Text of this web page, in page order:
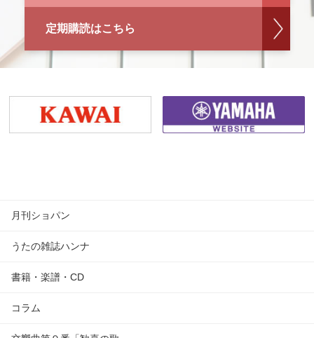
定期購読はこちら
月刊ショパン
うたの雑誌ハンナ
書籍・楽譜・CD
コラム